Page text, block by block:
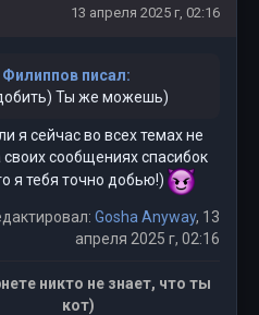
13 апреля 2025 г, 02:16
Филиппов писал:
Ты же можешь)
я сейчас во всех темах не
сообщениях спасибок
я тебя точно добью!)
Gosha Anyway, 13
апреля 2025 г, 02:16
никто не знает, что ты
кот)